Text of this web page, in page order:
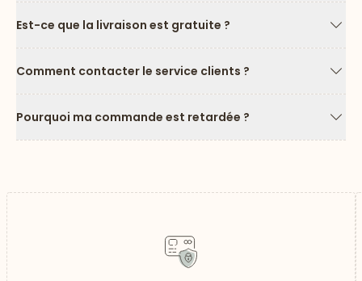
Est-ce que la livraison est gratuite ?
Comment contacter le service clients ?
Pourquoi ma commande est retardée ?